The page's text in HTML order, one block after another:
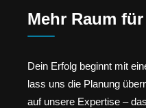
Mehr Raum
Dein Erfolg beginnt mit
lass uns die Planung
auf unsere Expertise –